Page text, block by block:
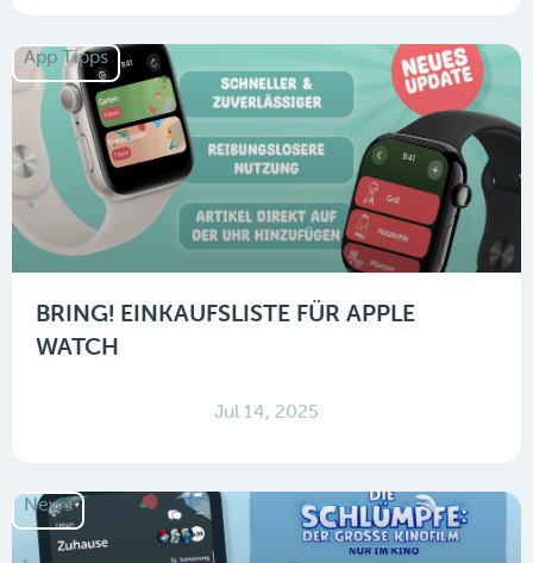
App Tipps
BRING! EINKAUFSLISTE FÜR APPLE
WATCH
Jul 14, 2025
News